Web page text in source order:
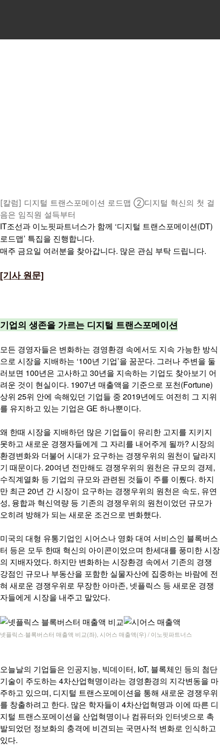
[칼럼] 디지털 트랜스포메이션 로드맵 ②디지털 혁신의 첫 걸
음은 임직원 설득부터
IT조선과 이노핏파트너스가 함께 ‘디지털 트랜스포메이션(DT)
로드맵’ 특집을 진행합니다.
매주 금요일 여러분을 찾아갑니다. 많은 관심 부탁 드립니다.
[기사 원문]
기업의 생존을 가르는 디지털 트랜스포메이션
모든 경영자들은 변화하는 경영환경 속에서도 지속 가능한 방식
으로 시장을 지배하는 ‘100년 기업’을 꿈꾼다. 그러나 주변을 둘
러보면 100년은 고사하고 30년을 지속하는 기업도 찾아보기 어
려운 것이 현실이다. 1907년 매출액을 기준으로 포천(Fortune)
상위 25위 안에 속해있던 기업들 중 2019년에도 여전히 그 지위
를 유지하고 있는 기업은 GE 하나뿐이다.
왜 한때 시장을 지배하던 많은 기업들이 유리한 고지를 지키지
못하고 새로운 경쟁자들에게 그 자리를 내어주게 될까? 시장의
환경변화와 더불어 시대가 요구하는 경쟁우위의 원천이 달라지
기 때문이다. 20여년 전만해도 경쟁우위의 원천은 규모의 경제,
수직계열화 등 기업의 규모와 관련된 것들이 주를 이뤘다. 하지
만 최근 20년 간 시장이 요구하는 경쟁우위의 원천은 속도, 유연
성, 융합과 혁신역량 등 기존의 경쟁우위의 원천이었던 규모가
오히려 방해가 되는 새로운 조건으로 변화했다.
미국의 대형 유통기업인 시어스나 영화 대여 서비스인 블록버스
터 등은 모두 한때 혁신의 아이콘이었으며 한세대를 풍미한 시장
의 지배자였다. 하지만 변화하는 시장환경 속에서 기존의 경쟁
강점인 규모나 부동산을 포함한 실물자산에 집중하는 바람에 전
혀 새로운 경쟁우위로 무장한 아마존, 넷플릭스 등 새로운 경쟁
자들에게 시장을 내주고 말았다.
넷플릭스·블록버스터 매출액 비교(좌), 시어스 매출액(우) / 이노핏파트너스
오늘날의 기업들은 인공지능, 빅데이터, IoT, 블록체인 등의 첨단
기술이 주도하는 4차산업혁명이라는 경영환경의 지각변동을 마
주하고 있으며, 디지털 트랜스포메이션을 통해 새로운 경쟁우위
를 창출하려고 한다. 많은 학자들이 4차산업혁명과 이에 따른 디
지털 트랜스포메이션을 산업혁명이나 컴퓨터와 인터넷으로 촉
발되었던 정보화의 충격에 비견되는 국면사적 변화로 인식하고
있다.